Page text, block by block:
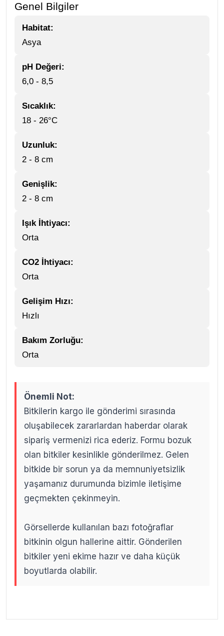
Genel Bilgiler
Habitat:
Asya
pH Değeri:
6,0 - 8,5
Sıcaklık:
18 - 26°C
Uzunluk:
2 - 8 cm
Genişlik:
2 - 8 cm
Işık İhtiyacı:
Orta
CO2 İhtiyacı:
Orta
Gelişim Hızı:
Hızlı
Bakım Zorluğu:
Orta
Önemli Not:
Bitkilerin kargo ile gönderimi sırasında
oluşabilecek zararlardan haberdar olarak
sipariş vermenizi rica ederiz. Formu bozuk
olan bitkiler kesinlikle gönderilmez. Gelen
bitkide bir sorun ya da memnuniyetsizlik
yaşamanız durumunda bizimle iletişime
geçmekten çekinmeyin.
Görsellerde kullanılan bazı fotoğraflar
bitkinin olgun hallerine aittir. Gönderilen
bitkiler yeni ekime hazır ve daha küçük
boyutlarda olabilir.